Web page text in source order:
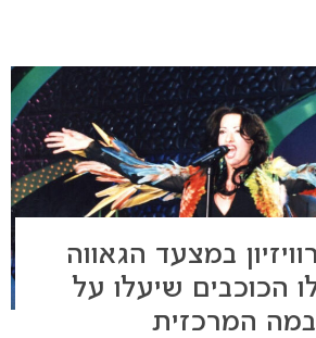
במצעד הגאווה
אלו הכוכבים שיעלו על
המרכזית